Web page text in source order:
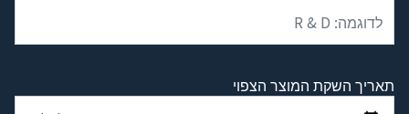
תאריך השקת המוצר הצפוי